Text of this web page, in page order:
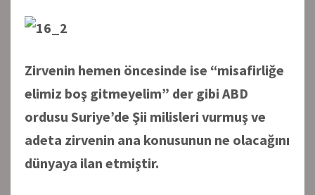
Zirvenin hemen öncesinde ise “misafirliğe
elimiz boş gitmeyelim” der gibi ABD
ordusu Suriye’de Şii milisleri vurmuş ve
adeta zirvenin ana konusunun ne olacağını
dünyaya ilan etmiştir.